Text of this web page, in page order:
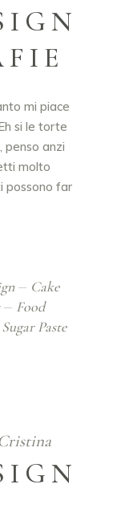
mi piace
si le torte
penso anzi
molto
possono far
Cake
Food
Sugar Paste